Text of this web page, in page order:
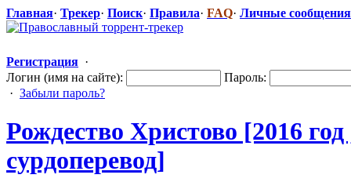
Главная· Трекер· Поиск· Правила· FAQ· Личные сообщения
Регистрация ·
Логин (имя на сайте):
Пароль:
· Забыли пароль?
Рождество Христово [2016
сурдоперевод​]